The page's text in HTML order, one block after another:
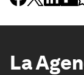
La